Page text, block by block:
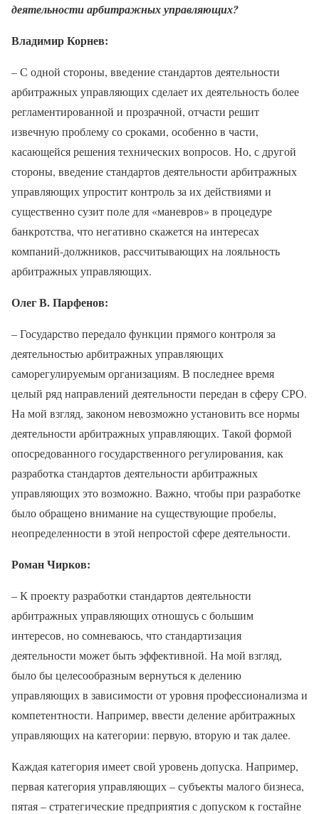
деятельности арбитражных управляющих?
Владимир Корнев:
– С одной стороны, введение стандартов деятельности
арбитражных управляющих сделает их деятельность более
регламентированной и прозрачной, отчасти решит
извечную проблему со сроками, особенно в части,
касающейся решения технических вопросов. Но, с другой
стороны, введение стандартов деятельности арбитражных
управляющих упростит контроль за их действиями и
существенно сузит поле для «маневров» в процедуре
банкротства, что негативно скажется на интересах
компаний-должников, рассчитывающих на лояльность
арбитражных управляющих.
Олег В. Парфенов:
– Государство передало функции прямого контроля за
деятельностью арбитражных управляющих
саморегулируемым организациям. В последнее время
целый ряд направлений деятельности передан в сферу СРО.
На мой взгляд, законом невозможно установить все нормы
деятельности арбитражных управляющих. Такой формой
опосредованного государственного регулирования, как
разработка стандартов деятельности арбитражных
управляющих это возможно. Важно, чтобы при разработке
было обращено внимание на существующие пробелы,
неопределенности в этой непростой сфере деятельности.
Роман Чирков:
– К проекту разработки стандартов деятельности
арбитражных управляющих отношусь с большим
интересов, но сомневаюсь, что стандартизация
деятельности может быть эффективной. На мой взгляд,
было бы целесообразным вернуться к делению
управляющих в зависимости от уровня профессионализма и
компетентности. Например, ввести деление арбитражных
управляющих на категории: первую, вторую и так далее.
Каждая категория имеет свой уровень допуска. Например,
первая категория управляющих – субъекты малого бизнеса,
пятая – стратегические предприятия с допуском к гостайне